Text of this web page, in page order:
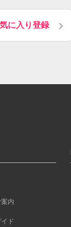
に入り登録
内
ド